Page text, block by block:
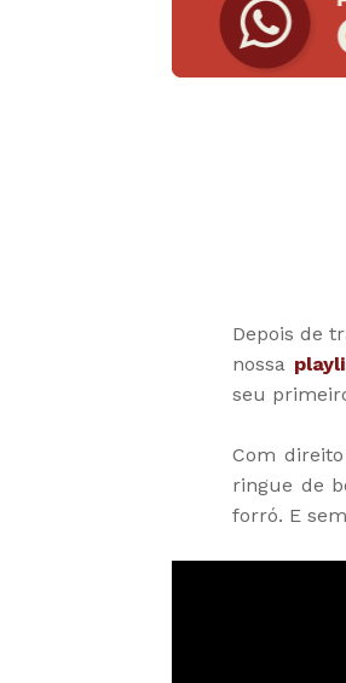
Depois de
nossa
seu
Com
ringue de
forró. E